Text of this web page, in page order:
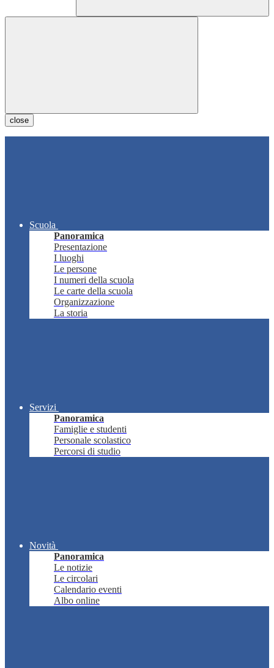
close
Scuola
Panoramica
Presentazione
I luoghi
Le persone
I numeri della scuola
Le carte della scuola
Organizzazione
La storia
Servizi
Panoramica
Famiglie e studenti
Personale scolastico
Percorsi di studio
Novità
Panoramica
Le notizie
Le circolari
Calendario eventi
Albo online